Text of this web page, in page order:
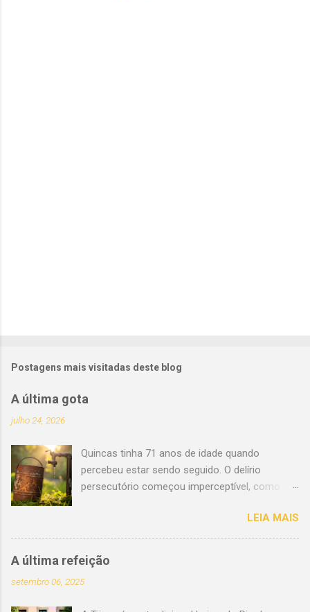
Postagens mais visitadas deste blog
A última gota
julho 24, 2026
Quincas tinha 71 anos de idade quando
percebeu estar sendo seguido. O delírio
persecutório começou imperceptível, como
sensação de nunca estar sozinho evoluiu lenta
e tenazmente. Em setembro de 1974, ao
completar 72 primaveras, a impressão
materializou-se na forma vagamente sensual
de uma jovem usando um surrado vestido de
LEIA MAIS
A última refeição
setembro 06, 2025